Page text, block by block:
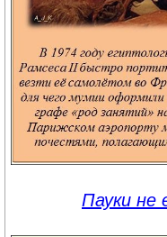
Пауки не